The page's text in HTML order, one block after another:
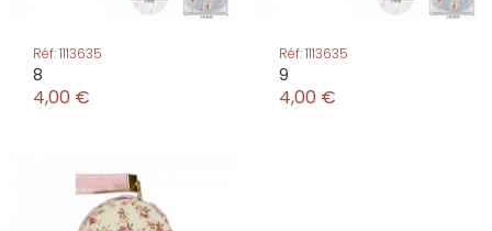
Réf: 1113635
8
4,00 €
Réf: 1113635
9
4,00 €